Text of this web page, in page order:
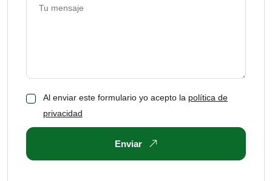
Al enviar este formulario yo acepto la política de
privacidad
Enviar